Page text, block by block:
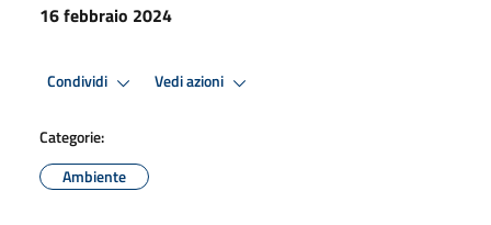
16 febbraio 2024
Condividi Vedi azioni
Categorie:
Ambiente